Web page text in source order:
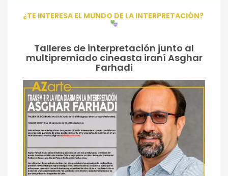
¿TE INTERESA EL MUNDO DE LA INTERPRETACIÓN?
Talleres de interpretación junto al
multipremiado cineasta iraní Asghar
Farhadi